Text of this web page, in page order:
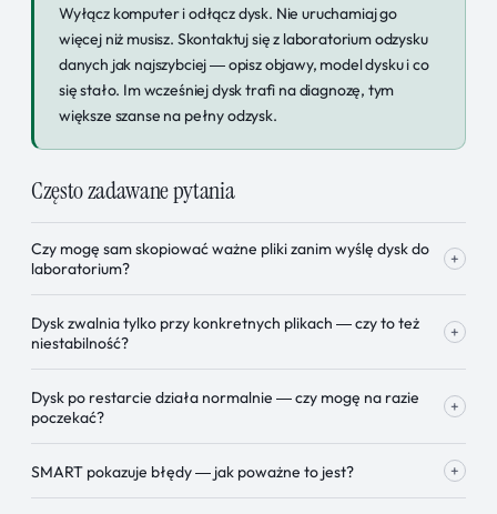
Wyłącz komputer i odłącz dysk. Nie uruchamiaj go
więcej niż musisz. Skontaktuj się z laboratorium odzysku
danych jak najszybciej — opisz objawy, model dysku i co
się stało. Im wcześniej dysk trafi na diagnozę, tym
większe szanse na pełny odzysk.
Często zadawane pytania
Czy mogę sam skopiować ważne pliki zanim wyślę dysk do
laboratorium?
+
Dysk zwalnia tylko przy konkretnych plikach — czy to też
niestabilność?
+
Dysk po restarcie działa normalnie — czy mogę na razie
poczekać?
+
SMART pokazuje błędy — jak poważne to jest? +